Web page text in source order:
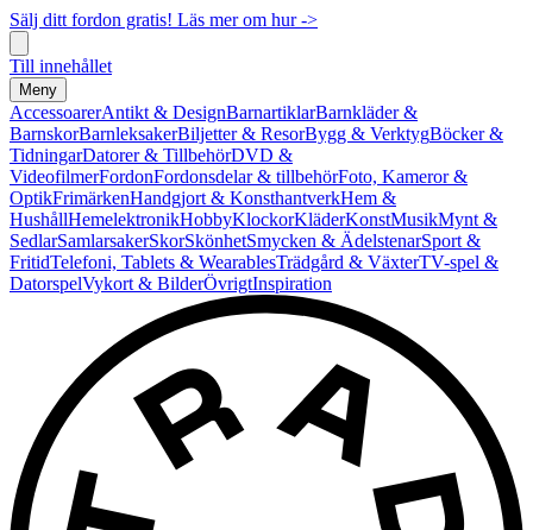
Sälj ditt fordon gratis! Läs mer om hur ->
Till innehållet
Meny
AccessoarerAntikt & DesignBarnartiklarBarnkläder &
BarnskorBarnleksakerBiljetter & ResorBygg & VerktygBöcker &
TidningarDatorer & TillbehörDVD &
VideofilmerFordonFordonsdelar & tillbehörFoto, Kameror &
OptikFrimärkenHandgjort & KonsthantverkHem &
HushållHemelektronikHobbyKlockorKläderKonstMusikMynt &
SedlarSamlarsakerSkorSkönhetSmycken & ÄdelstenarSport &
FritidTelefoni, Tablets & WearablesTrädgård & VäxterTV-spel &
DatorspelVykort & BilderÖvrigtInspiration